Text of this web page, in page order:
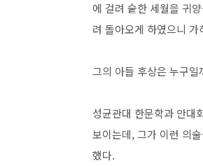
에 걸려 숱한 세월을 귀
려 돌아오게 하였으니
그의 아들 후상은 누구일
성균관대 한문학과 안대
보이는데, 그가 이런 의
했다.